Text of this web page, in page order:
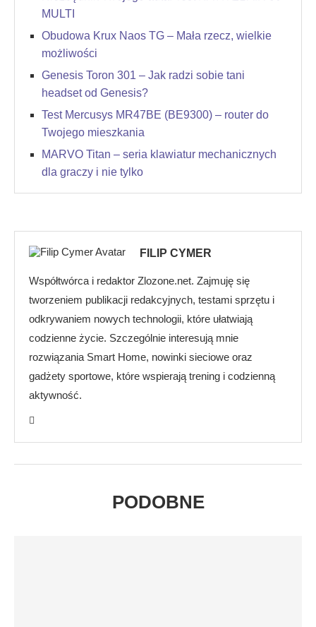
MULTI
Obudowa Krux Naos TG – Mała rzecz, wielkie
możliwości
Genesis Toron 301 – Jak radzi sobie tani
headset od Genesis?
Test Mercusys MR47BE (BE9300) – router do
Twojego mieszkania
MARVO Titan – seria klawiatur mechanicznych
dla graczy i nie tylko
FILIP CYMER
Współtwórca i redaktor Zlozone.net. Zajmuję się
tworzeniem publikacji redakcyjnych, testami sprzętu i
odkrywaniem nowych technologii, które ułatwiają
codzienne życie. Szczególnie interesują mnie
rozwiązania Smart Home, nowinki sieciowe oraz
gadżety sportowe, które wspierają trening i codzienną
aktywność.
PODOBNE